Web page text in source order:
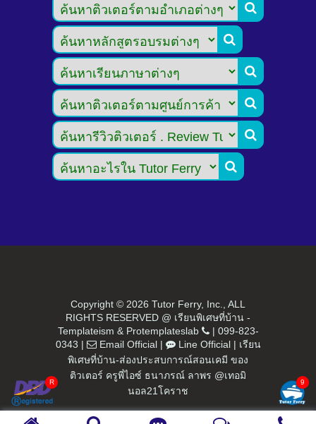






Copyright © 2026 Tutor Ferry, Inc., ALL
RIGHTS RESERVED @ เรียนพิเศษที่บ้าน -
Templateism & Protemplateslab | 099-823-
0343 | Email Official| Line Official| เรียน
พิเศษที่บ้าน-ส่องประสบการณ์สอนเคมี ของ
ติวเตอร์ ครูพี่ไอซ์ ธนาภรณ์ ลาพร @เทอมิ
นอล21โคราช